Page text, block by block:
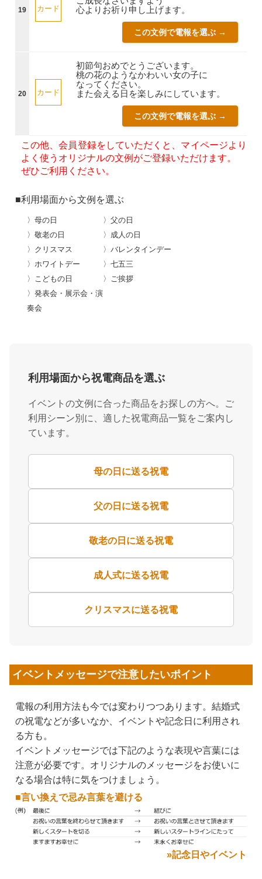
19 カード
心よりお祈り申し上げます。
この文例で電報を選ぶ →
20 カード
初節句おめでとうございます。
桃の花のようなかわいい女の子に
なってください。
また会える日を楽しみにしています。
この文例で電報を選ぶ →
この他、会員登録をしていただくと、マイページより
よく使うオリジナルの文例がご登録いただけます。
ぜひご利用ください。
■利用場面から文例を選ぶ
〉母の日
〉父の日
〉敬老の日
〉成人の日
〉クリスマス
〉バレンタインデー
〉ホワイトデー
〉七五三
〉こどもの日
〉ご挨拶
〉発表会・展示会・演
奏会
利用場面から祝電商品を選ぶ
イベントの文例に合った商品をお探しの方へ。ご
利用シーン別に、適した祝電商品一覧をご案内し
ています。
母の日に送る祝電
父の日に送る祝電
敬老の日に送る祝電
成人式に送る祝電
クリスマスに送る祝電
イベントメッセージで注意したいポイント
電報の利用方法も今では変わりつつあります。結婚式
の祝電などが多いなか、イベントや記念日に利用され
る方も。
イベントメッセージでは下記のような表現や言葉には
注意が必要です。オリジナルのメッセージをお使いに
なる場合は特に気をつけましょう。
■言い換えで忌み言葉を避ける
»記念日やイベント